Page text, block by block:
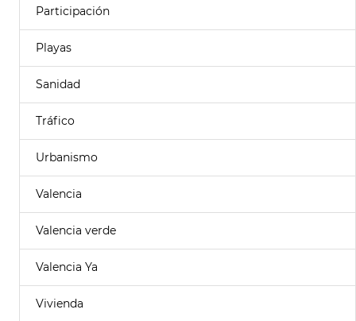
Participación
Playas
Sanidad
Tráfico
Urbanismo
Valencia
Valencia verde
Valencia Ya
Vivienda